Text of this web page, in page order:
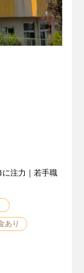
注力｜若手職
あり